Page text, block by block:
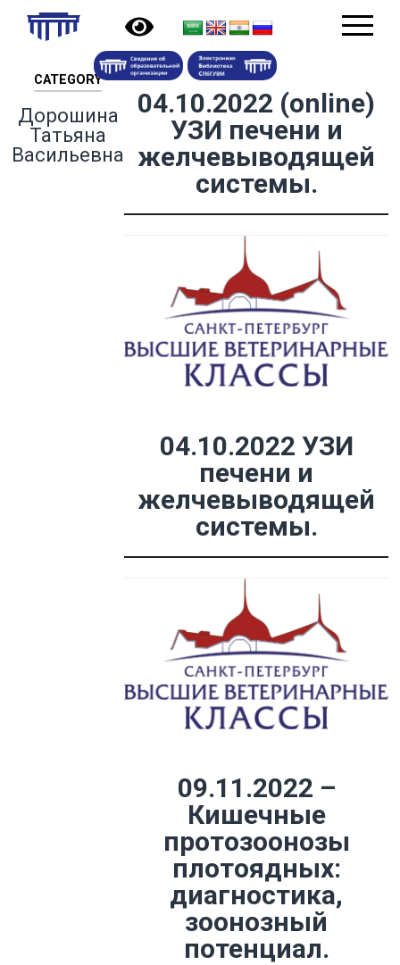
CATEGORY
Дорошина
Татьяна
Васильевна
04.10.2022 (online)
УЗИ печени и
желчевыводящей
системы.
04.10.2022 УЗИ
печени и
желчевыводящей
системы.
09.11.2022 –
Кишечные
протозоонозы
плотоядных:
диагностика,
зоонозный
потенциал.